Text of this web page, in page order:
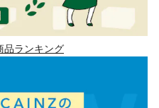
品ランキング